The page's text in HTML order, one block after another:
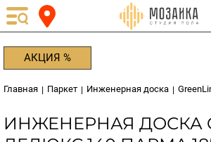
АКЦИЯ %
Главная | Паркет | Инженерная доска |
ИНЖЕНЕРНАЯ ДОСКА